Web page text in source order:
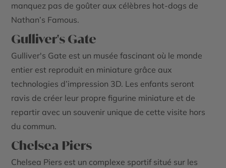
manquez pas de goûter aux célèbres hot-dogs de
Nathan’s Famous.
Gulliver's Gate
Gulliver's Gate est un musée fascinant où le monde
entier est reproduit en miniature grâce aux
technologies d’impression 3D. Les enfants seront
ravis de créer leur propre figurine miniature et de
repartir avec un souvenir unique de cette visite hors
du commun.
Chelsea Piers
Chelsea Piers est un complexe sportif situé sur les